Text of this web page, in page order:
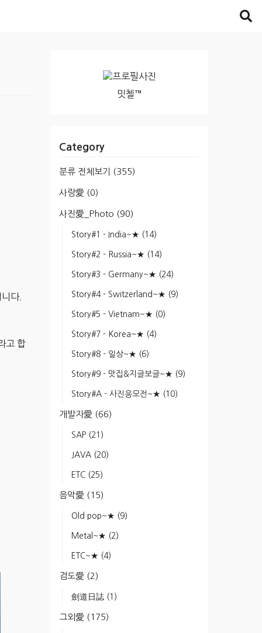
밋첼™
Category
분류 전체보기 (355)
사랑愛 (0)
사진愛_Photo (90)
Story#1 - India~★ (14)
Story#2 - Russia~★ (14)
Story#3 - Germany~★ (24)
Story#4 - Switzerland~★ (9)
Story#5 - Vietnam~★ (0)
Story#7 - Korea~★ (4)
Story#8 - 일상~★ (6)
Story#9 - 맛집&지글보글~★ (9)
Story#A - 사진응모전~★ (10)
개발자愛 (66)
SAP (21)
JAVA (20)
ETC (25)
음악愛 (15)
Old pop~★ (9)
Metal~★ (2)
ETC~★ (4)
검도愛 (2)
劍道日誌 (1)
그외愛 (175)
다.
고 합